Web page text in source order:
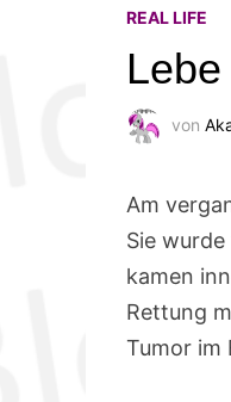
REAL LIFE
von
Am
Sie
kamen
Rettung
Tumor im